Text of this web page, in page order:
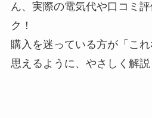
ん、実際の電気代や口コミ
ク！
購入を迷っている方が「こ
思えるように、やさしく解